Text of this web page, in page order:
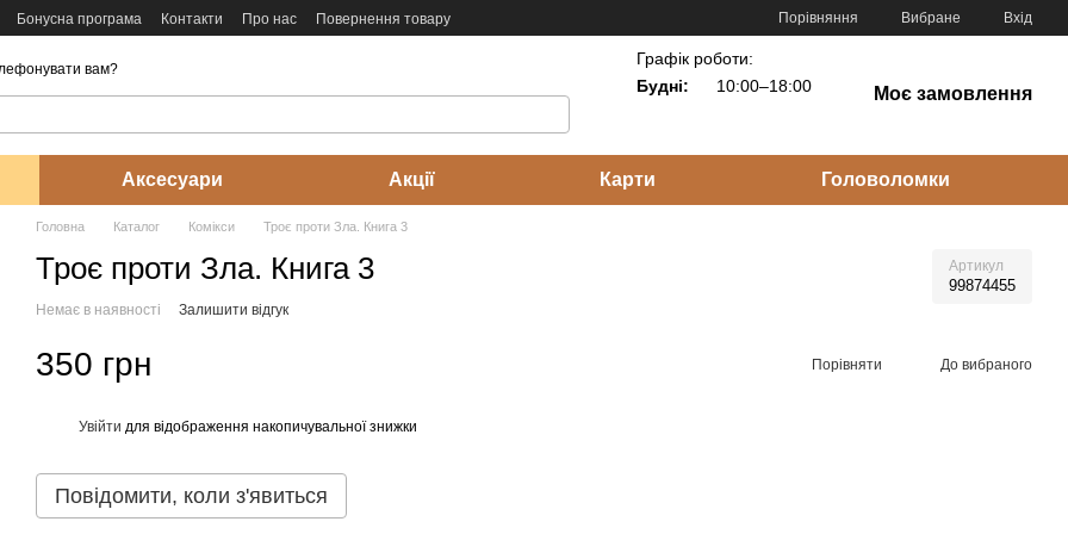
Бонусна програма Контакти Про нас
Повернення товару
Порівняння Вибране Вхід
вам?
Графік роботи:
Будні:
10:00–18:00 Моє замовлення
Аксесуари Акції Карти Головоломки
Головна Каталог Комікси Троє проти Зла. Книга 3
Троє проти Зла. Книга 3 Артикул
99874455
Немає в наявності Залишити відгук
350 грн Порівняти До вибраного
Увійти для відображення накопичувальної знижки
Повідомити, коли з'явиться